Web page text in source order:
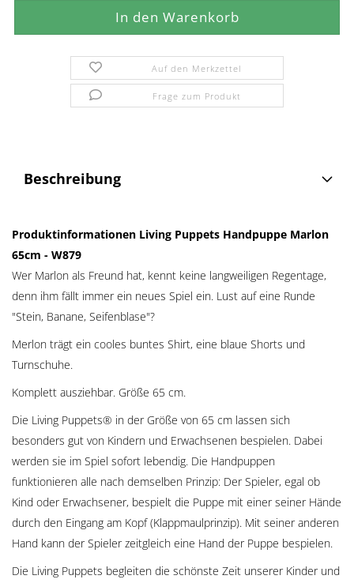
Auf den Merkzettel
Frage zum Produkt
Beschreibung
Produktinformationen Living Puppets Handpuppe Marlon
65cm - W879
Wer Marlon als Freund hat, kennt keine langweiligen Regentage,
denn ihm fällt immer ein neues Spiel ein. Lust auf eine Runde
"Stein, Banane, Seifenblase"?
Merlon trägt ein cooles buntes Shirt, eine blaue Shorts und
Turnschuhe.
Komplett ausziehbar. Größe 65 cm.
Die Living Puppets® in der Größe von 65 cm lassen sich
besonders gut von Kindern und Erwachsenen bespielen. Dabei
werden sie im Spiel sofort lebendig. Die Handpuppen
funktionieren alle nach demselben Prinzip: Der Spieler, egal ob
Kind oder Erwachsener, bespielt die Puppe mit einer seiner Hände
durch den Eingang am Kopf (Klappmaulprinzip). Mit seiner anderen
Hand kann der Spieler zeitgleich eine Hand der Puppe bespielen.
Die Living Puppets begleiten die schönste Zeit unserer Kinder und